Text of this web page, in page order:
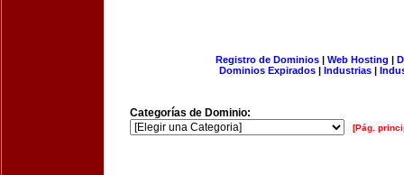
Registro de Dominios| Web Hosting |
Dominios Expirados | Industrias |
Categorías de Dominio:
[Pág.